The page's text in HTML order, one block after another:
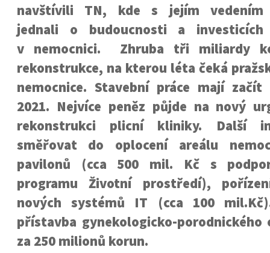
navštívili TN, kde s jejím vedením
jednali o budoucnosti a investicích
v nemocnici. Zhruba tři miliardy
rekonstrukce, na kterou léta čeká
nemocnice. Stavební práce mají
2021. Nejvíce peněz půjde na nový
rekonstrukci plicní kliniky. Další
směřovat do oplocení areálu
pavilonů (cca 500 mil. Kč s
programu Životní prostředí),
nových systémů IT (cca 100
přístavba gynekologicko-porodnického
za 250 milionů korun.